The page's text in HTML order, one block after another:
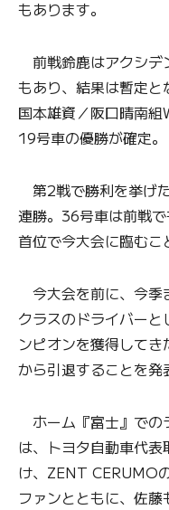
もあります。
前戦鈴鹿はアクシデ
もあり、結果は暫定
国本雄資／阪口晴南
19号車の優勝が確定。
第2戦で勝利を挙げ
連勝。36号車は前戦
首位で今大会に臨むこ
今大会を前に、今
クラスのドライバー
ンピオンを獲得して
から引退することを発
ホーム『富士』での
は、トヨタ自動車代
け、ZENT CERUMO
ファンとともに、佐